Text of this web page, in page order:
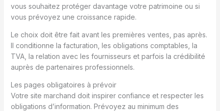
vous souhaitez protéger davantage votre patrimoine ou si
vous prévoyez une croissance rapide.
Le choix doit être fait avant les premières ventes, pas après.
Il conditionne la facturation, les obligations comptables, la
TVA, la relation avec les fournisseurs et parfois la crédibilité
auprès de partenaires professionnels.
Les pages obligatoires à prévoir
Votre site marchand doit inspirer confiance et respecter les
obligations d’information. Prévoyez au minimum des